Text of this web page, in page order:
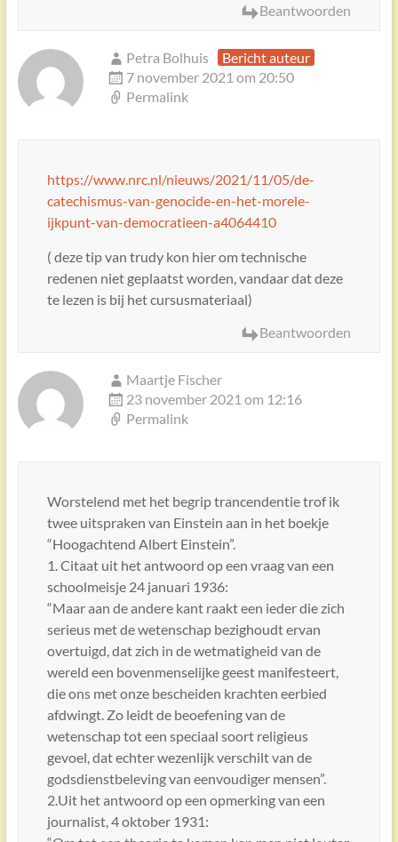
Beantwoorden
Petra Bolhuis
Bericht auteur
7 november 2021 om 20:50
Permalink
https://www.nrc.nl/nieuws/2021/11/05/de-
catechismus-van-genocide-en-het-morele-
ijkpunt-van-democratieen-a4064410
( deze tip van trudy kon hier om technische
redenen niet geplaatst worden, vandaar dat deze
te lezen is bij het cursusmateriaal)
Beantwoorden
Maartje Fischer
23 november 2021 om 12:16
Permalink
Worstelend met het begrip trancendentie trof ik
twee uitspraken van Einstein aan in het boekje
“Hoogachtend Albert Einstein”.
1. Citaat uit het antwoord op een vraag van een
schoolmeisje 24 januari 1936:
“Maar aan de andere kant raakt een ieder die zich
serieus met de wetenschap bezighoudt ervan
overtuigd, dat zich in de wetmatigheid van de
wereld een bovenmenselijke geest manifesteert,
die ons met onze bescheiden krachten eerbied
afdwingt. Zo leidt de beoefening van de
wetenschap tot een speciaal soort religieus
gevoel, dat echter wezenlijk verschilt van de
godsdienstbeleving van eenvoudiger mensen”.
2.Uit het antwoord op een opmerking van een
journalist, 4 oktober 1931: